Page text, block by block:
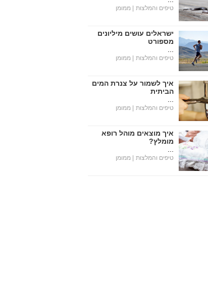
טיפים והמלצות | ממומן
ישראלים עושים מיליונים
מספורט
טיפים והמלצות | ממומן
איך לשמור על צנרת המים
הביתית
טיפים והמלצות | ממומן
איך מוצאים מוהל רופא
מומלץ?
טיפים והמלצות | ממומן